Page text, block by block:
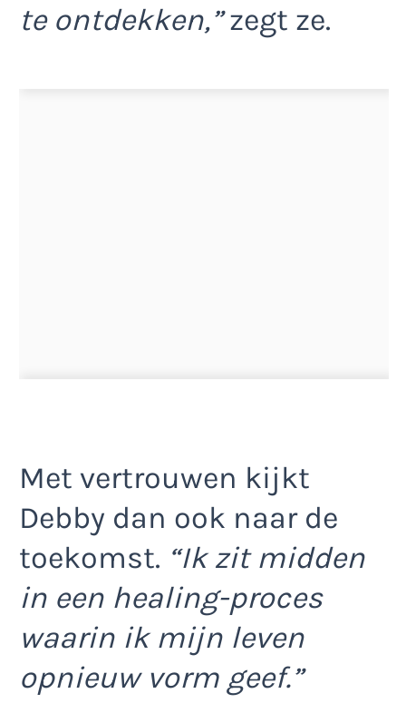
te ontdekken,”zegt ze.
Met vertrouwen kijkt
Debby dan ook naar de
toekomst. “Ik zit midden
in een healing-proces
waarin ik mijn leven
opnieuw vorm geef.”